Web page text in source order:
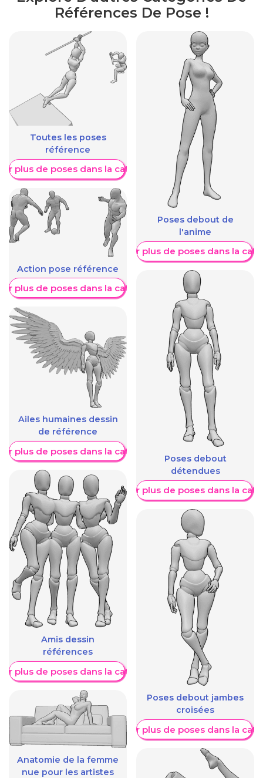
Références De Pose !
Toutes les poses
référence
plus de poses dans la catégorie
Action pose référence
plus de poses dans la catégorie
Ailes humaines dessin
de référence
plus de poses dans la catégorie
Amis dessin
références
plus de poses dans la catégorie
Anatomie de la femme
nue pour les artistes
Poses debout de
l'anime
Afficher plus de poses dans la
Poses debout
détendues
Afficher plus de poses dans la
Poses debout jambes
croisées
Afficher plus de poses dans la